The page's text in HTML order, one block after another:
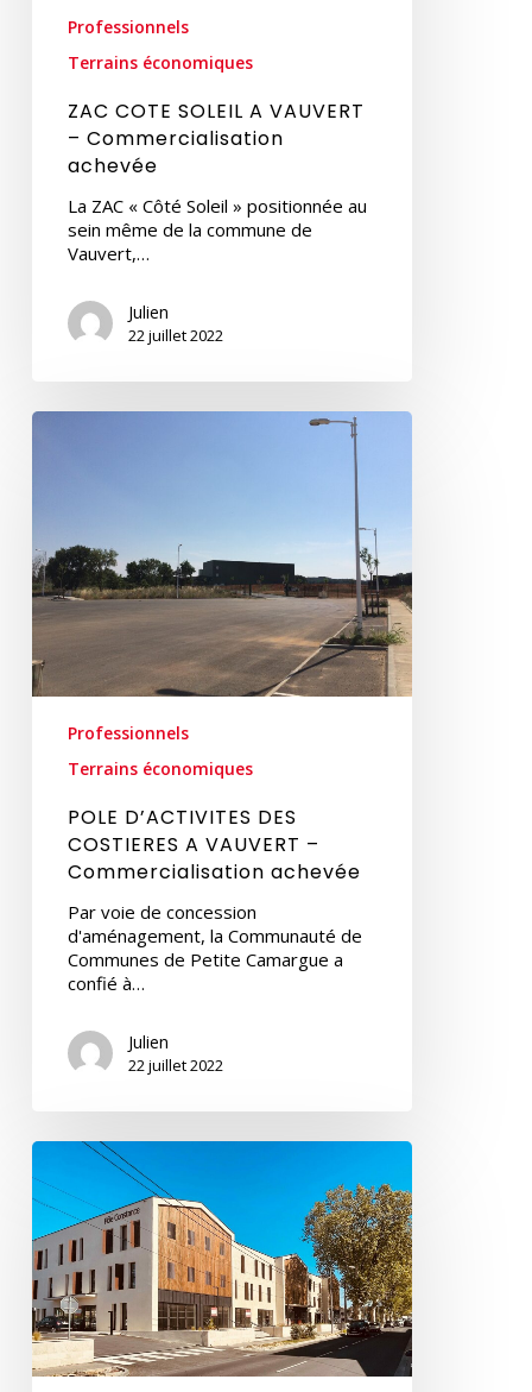
Professionnels
Terrains économiques
ZAC COTE SOLEIL A VAUVERT
– Commercialisation
achevée
La ZAC « Côté Soleil » positionnée au
sein même de la commune de
Vauvert,…
Julien
22 juillet 2022
POLE
VAUVERT
–
Commercialisation
achevée
Professionnels
Terrains économiques
POLE D’ACTIVITES DES
COSTIERES A VAUVERT –
Commercialisation achevée
Par voie de concession
d'aménagement, la Communauté de
Communes de Petite Camargue a
confié à…
Julien
22 juillet 2022
PÔLE
CONSTANCE
A
AIGUES
MORTES
/
Commercialisation
achevée